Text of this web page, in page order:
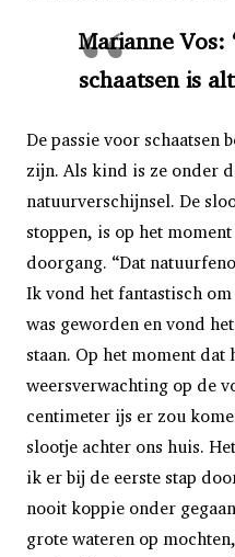
Marianne Vos:
schaatsen is
De passie voor schaatsen
zijn. Als kind is ze onder
natuurverschijnsel. De
stoppen, is op het
doorgang. “Dat
Ik vond het fantastisch
was geworden en vond
staan. Op het moment
weersverwachting op de
centimeter ijs er zou
slootje achter ons huis.
ik er bij de eerste stap
nooit koppie onder
grote wateren op